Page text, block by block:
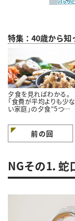
特集：40歳から知
夕食を見ればわかる。
「食費が平均よりも少な
い家庭」の夕食“5つの
前の回
NGその1．蛇